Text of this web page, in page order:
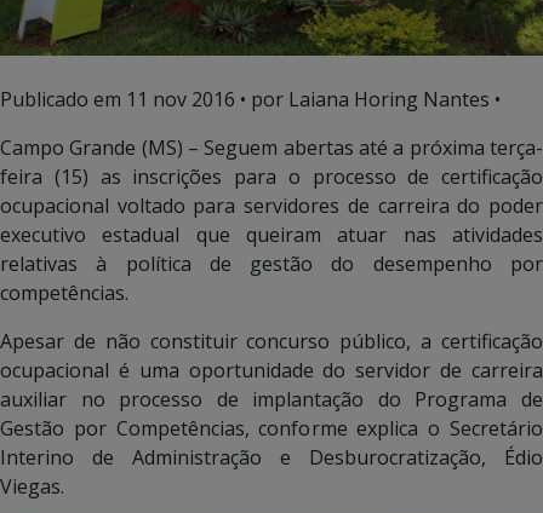
Publicado em 11 nov 2016 • por Laiana Horing Nantes •
Campo Grande (MS) – Seguem abertas até a próxima terça-
feira (15) as inscrições para o processo de certificação
ocupacional voltado para servidores de carreira do poder
executivo estadual que queiram atuar nas atividades
relativas à política de gestão do desempenho por
competências.
Apesar de não constituir concurso público, a certificação
ocupacional é uma oportunidade do servidor de carreira
auxiliar no processo de implantação do Programa de
Gestão por Competências, conforme explica o Secretário
Interino de Administração e Desburocratização, Édio
Viegas.